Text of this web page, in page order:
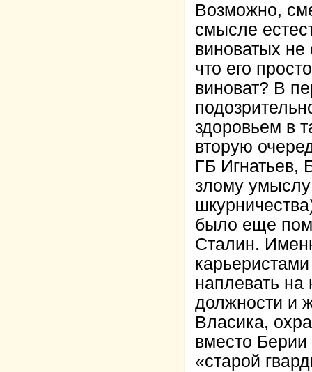
Возможно,
смысле
виноватых не
что его
виноват? В
здоровьем в
вторую
ГБ Игнатьев,
злому умыслу
было еще
Сталин.
наплевать на
должности и
Власика,
вместо Берии
«старой